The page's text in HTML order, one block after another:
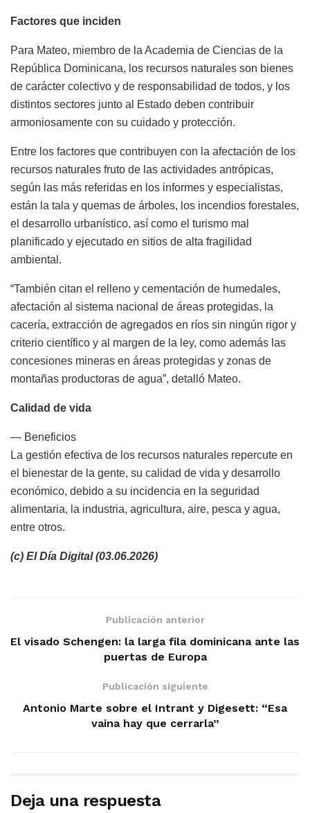
Factores que inciden
Para Mateo, miembro de la Academia de Ciencias de la
República Dominicana, los recursos naturales son bienes
de carácter colectivo y de responsabilidad de todos, y los
distintos sectores junto al Estado deben contribuir
armoniosamente con su cuidado y protección.
Entre los factores que contribuyen con la afectación de los
recursos naturales fruto de las actividades antrópicas,
según las más referidas en los informes y especialistas,
están la tala y quemas de árboles, los incendios forestales,
el desarrollo urbanístico, así como el turismo mal
planificado y ejecutado en sitios de alta fragilidad
ambiental.
“También citan el relleno y cementación de humedales,
afectación al sistema nacional de áreas protegidas, la
cacería, extracción de agregados en ríos sin ningún rigor y
criterio científico y al margen de la ley, como además las
concesiones mineras en áreas protegidas y zonas de
montañas productoras de agua”, detalló Mateo.
Calidad de vida
— Beneficios
La gestión efectiva de los recursos naturales repercute en
el bienestar de la gente, su calidad de vida y desarrollo
económico, debido a su incidencia en la seguridad
alimentaria, la industria, agricultura, aire, pesca y agua,
entre otros.
(c) El Día Digital (03.06.2026)
Publicación anterior
El visado Schengen: la larga fila dominicana ante las
puertas de Europa
Publicación siguiente
Antonio Marte sobre el Intrant y Digesett: “Esa
vaina hay que cerrarla”
Deja una respuesta